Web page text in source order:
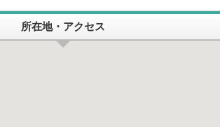
所在地・アクセス